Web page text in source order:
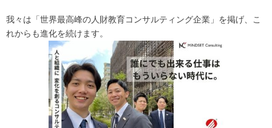
我々は「世界最高峰の人財教育コンサルティング企業」を掲げ、こ
れからも進化を続けます。